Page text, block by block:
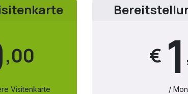
,00
Visitenkarte
€ 1
/